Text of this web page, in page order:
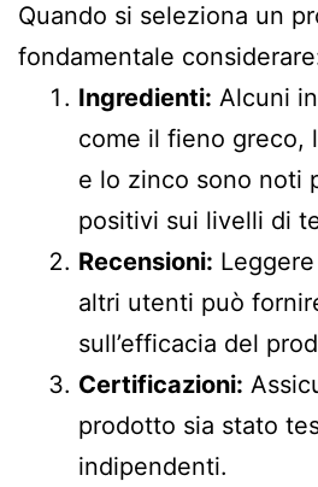
Quando si seleziona un
fondamentale
Ingredienti: Alcuni
come il fieno greco,
e lo zinco sono noti
positivi sui livelli di
Recensioni:
altri utenti può
sull’efficacia del
Certificazioni:
prodotto sia stato
indipendenti.